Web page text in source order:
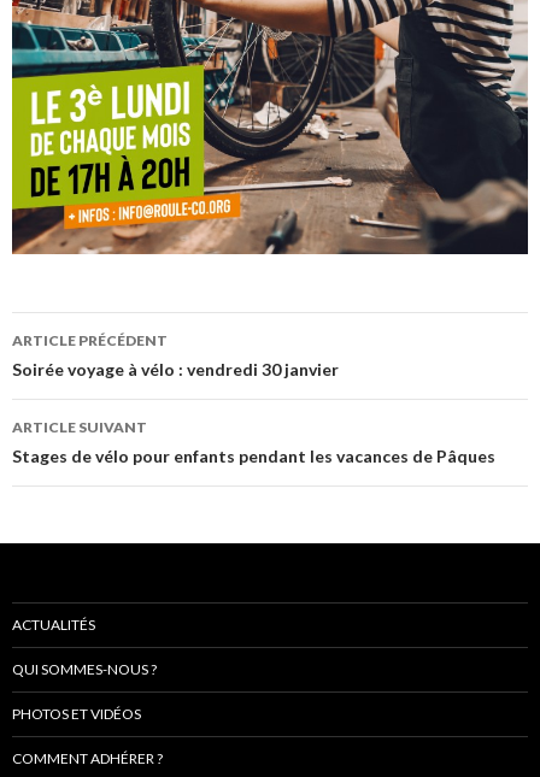
Navigation
de
l’article
ARTICLE PRÉCÉDENT
Soirée voyage à vélo : vendredi 30 janvier
ARTICLE SUIVANT
Stages de vélo pour enfants pendant les vacances de Pâques
ACTUALITÉS
QUI SOMMES-NOUS ?
PHOTOS ET VIDÉOS
COMMENT ADHÉRER ?